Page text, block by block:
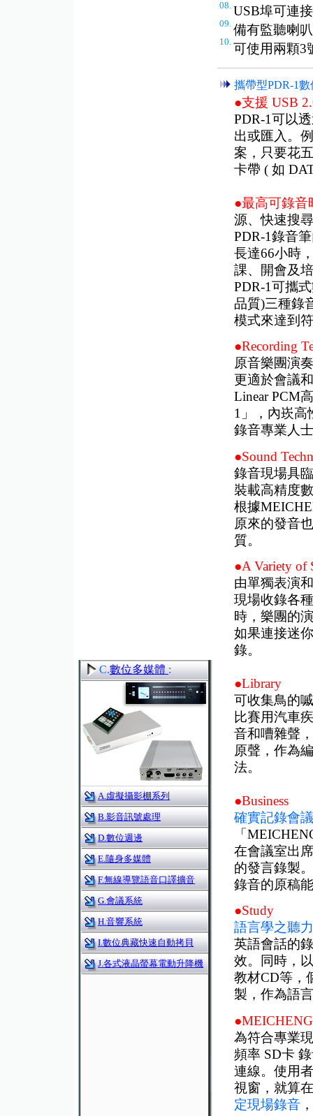
08.
09.
10.
USB埠可連
備有監聽喇
可使用兩顆3
攜帶型PDR-1
●支援 USB
PDR-1可以
出或匯入。
案，只要花
卡帶 ( 如
●最高可錄音
源、快速搜
PDR-1錄音筆
長達66小時
課、開會及
PDR-1可攜
品質)三種錄
模式來達到
●Recording
原音樂團演
更適於會議
Linear PCM
1」，內崁高
錄音專業人
●Sound
錄音現場具
裝載高精度
根據
原來的發音
質。
●A Variety of
由單獨表演
現場收錄各
時，樂團的
如果連接迷
錄。
●Library
可收集鳥的
比賽用汽車
音和嘈雜聲
原聲，作為
法。
●Business
確實記錄會
「
在會議室出
的發言錄製
錄音的原稿
●Study
語言學之聽
英語會話的
效。同時，
教材CD等，
製，作為語
為符合專業
頻率 SD卡
連線。使用
視窗，就算
定現場錄音
C.數位多媒體:
A.虛擬攝影棚系列
B.影音訊號處理
D.數位週邊
E.隨身多媒體
F.無線導覽語音口譯擴音
G.會議系統
H.音響系統
I.數位典藏快速自動拷貝
J.各式液晶螢幕電動升降機